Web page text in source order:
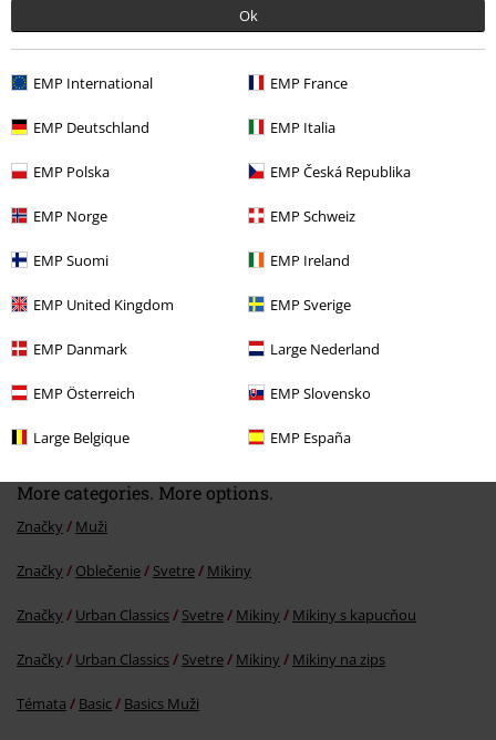
Ok
EMP International EMP France
EMP Deutschland EMP Italia
EMP Polska EMP Česká Republika
EMP Norge EMP Schweiz
EMP Suomi EMP Ireland
EMP United Kingdom EMP Sverige
EMP Danmark Large Nederland
EMP Österreich EMP Slovensko
Large Belgique EMP España
Naposledy navštívené
€ 64,99
More categories. More options.
Značky Muži
Značky Oblečenie Svetre Mikiny
Značky Urban Classics Svetre Mikiny Mikiny s kapucňou
Značky Urban Classics Svetre Mikiny Mikiny na zips
Témata Basic Basics Muži